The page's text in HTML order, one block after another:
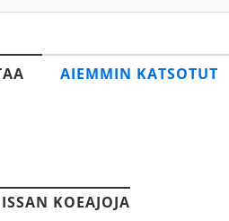
AIEMMIN KATSOTUT
KOEAJOJA